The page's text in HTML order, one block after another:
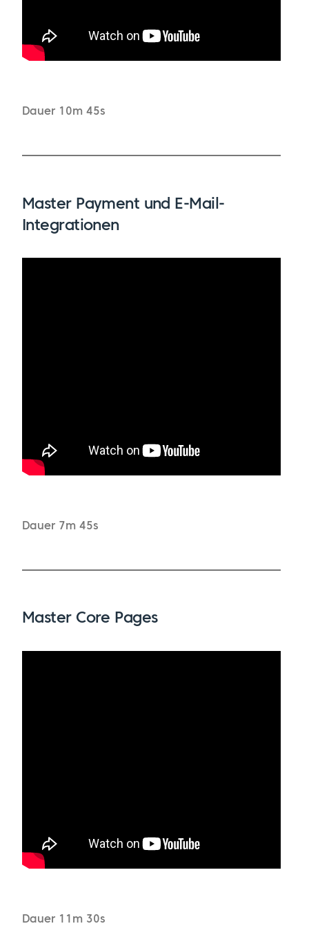
Dauer 10m 45s
Master Payment und E-Mail-
Integrationen
Dauer 7m 45s
Master Core Pages
Dauer 11m 30s